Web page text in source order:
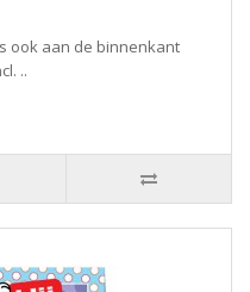
ook aan de binnenkant
..